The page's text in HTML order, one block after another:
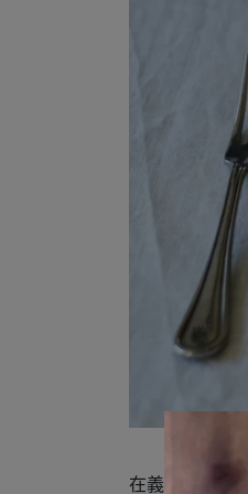
在義大利語中